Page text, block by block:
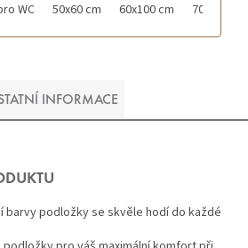
WC 50x60 cm 60x100 cm 70x120 cm
INFORMACE
barvy podložky se skvěle hodí do každé